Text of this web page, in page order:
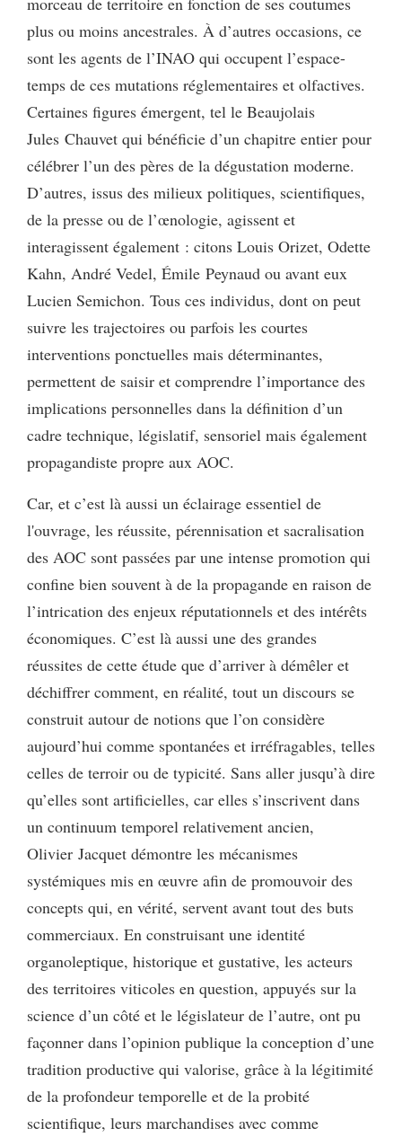
plus ou moins ancestrales. À d’autres occasions, ce
sont les agents de l’INAO qui occupent l’espace-
temps de ces mutations réglementaires et olfactives.
Certaines figures émergent, tel le Beaujolais
Jules Chauvet qui bénéficie d’un chapitre entier pour
célébrer l’un des pères de la dégustation moderne.
D’autres, issus des milieux politiques, scientifiques,
de la presse ou de l’œnologie, agissent et
interagissent également : citons Louis Orizet, Odette
Kahn, André Vedel, Émile Peynaud ou avant eux
Lucien Semichon. Tous ces individus, dont on peut
suivre les trajectoires ou parfois les courtes
interventions ponctuelles mais déterminantes,
permettent de saisir et comprendre l’importance des
implications personnelles dans la définition d’un
cadre technique, législatif, sensoriel mais également
propagandiste propre aux AOC.
Car, et c’est là aussi un éclairage essentiel de
l'ouvrage, les réussite, pérennisation et sacralisation
des AOC sont passées par une intense promotion qui
confine bien souvent à de la propagande en raison de
l’intrication des enjeux réputationnels et des intérêts
économiques. C’est là aussi une des grandes
réussites de cette étude que d’arriver à démêler et
déchiffrer comment, en réalité, tout un discours se
construit autour de notions que l’on considère
aujourd’hui comme spontanées et irréfragables, telles
celles de terroir ou de typicité. Sans aller jusqu’à dire
qu’elles sont artificielles, car elles s’inscrivent dans
un continuum temporel relativement ancien,
Olivier Jacquet démontre les mécanismes
systémiques mis en œuvre afin de promouvoir des
concepts qui, en vérité, servent avant tout des buts
commerciaux. En construisant une identité
organoleptique, historique et gustative, les acteurs
des territoires viticoles en question, appuyés sur la
science d’un côté et le législateur de l’autre, ont pu
façonner dans l’opinion publique la conception d’une
tradition productive qui valorise, grâce à la légitimité
de la profondeur temporelle et de la probité
scientifique, leurs marchandises avec comme